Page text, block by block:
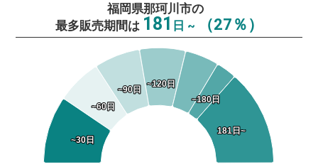
福岡県那珂川市の
最多販売期間は 181 日 ~ （27％）
~30日
~30日
~60日
~60日
~90日
~90日
~120日
~120日
~180日
~180日
181日~
181日~